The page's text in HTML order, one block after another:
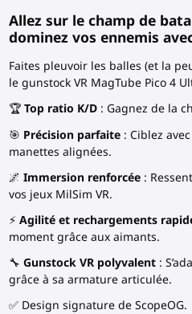
Allez sur le champ de
dominez vos ennemis
Faites pleuvoir les balles (et la
le gunstock VR MagTube Pico 4
🏆 Top ratio K/D: Gagnez de la
🎯 Précision parfaite: Ciblez
manettes alignées.
🌌 Immersion renforcée:
vos jeux MilSim VR.
⚡ Agilité et rechargements
moment grâce aux aimants.
🔧 Gunstock VR polyvalent:
grâce à sa armature articulée.
✅ Design signature de ScopeOG.